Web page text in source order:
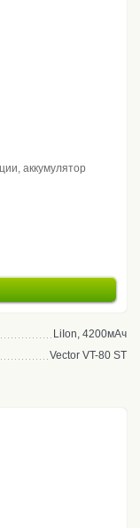
аккумулятор
LiIon, 4200мАч
Vector VT-80 ST